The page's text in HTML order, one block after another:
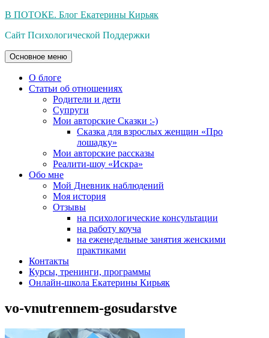
Перейти
содержимому
В ПОТОКЕ. Блог Екатерины Кирьяк
Сайт Психологической Поддержки
Основное меню
О блоге
Статьи об отношениях
Родители и дети
Супруги
Мои авторские Сказки :-)
Сказка для взрослых женщин «Про
лошадку»
Мои авторские рассказы
Реалити-шоу «Искра»
Обо мне
Мой Дневник наблюдений
Моя история
Отзывы
на психологические консультации
на работу коуча
на еженедельные занятия женскими
практиками
Контакты
Курсы, тренинги, программы
Онлайн-школа Екатерины Кирьяк
vo-vnutrennem-gosudarstve